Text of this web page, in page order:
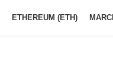
ETHEREUM (ETH)